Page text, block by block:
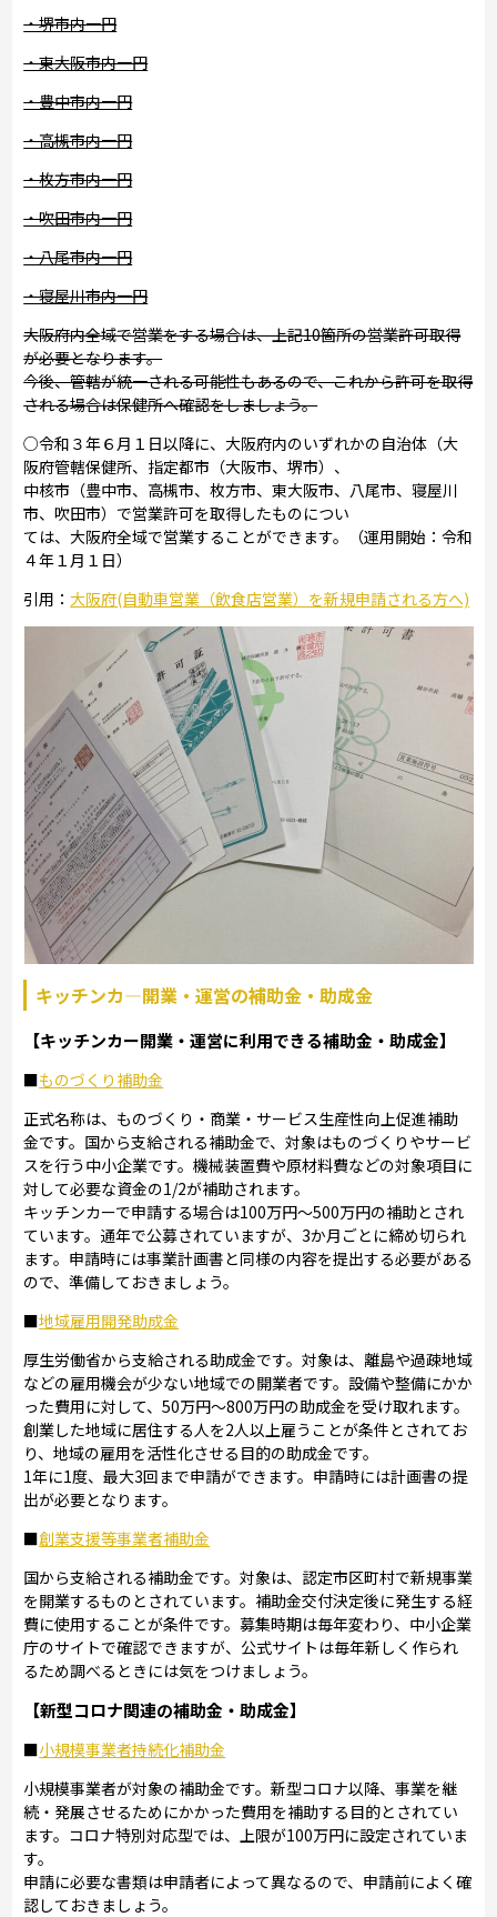
・堺市内一円
・東大阪市内一円
・豊中市内一円
・高槻市内一円
・枚方市内一円
・吹田市内一円
・八尾市内一円
・寝屋川市内一円
大阪府内全域で営業をする場合は、上記10箇所の営業許可取得
が必要となります。
今後、管轄が統一される可能性もあるので、これから許可を取得
される場合は保健所へ確認をしましょう。
○令和３年６月１日以降に、大阪府内のいずれかの自治体（大
阪府管轄保健所、指定都市（大阪市、堺市）、
中核市（豊中市、高槻市、枚方市、東大阪市、八尾市、寝屋川
市、吹田市）で営業許可を取得したものについ
ては、大阪府全域で営業することができます。（運用開始：令和
４年１月１日）
引用：大阪府(自動車営業（飲食店営業）を新規申請される方へ)
キッチンカ―開業・運営の補助金・助成金
【キッチンカー開業・運営に利用できる補助金・助成金】
■ものづくり補助金
正式名称は、ものづくり・商業・サービス生産性向上促進補助
金です。国から支給される補助金で、対象はものづくりやサービ
スを行う中小企業です。機械装置費や原材料費などの対象項目に
対して必要な資金の1/2が補助されます。
キッチンカーで申請する場合は100万円～500万円の補助とされ
ています。通年で公募されていますが、3か月ごとに締め切られ
ます。申請時には事業計画書と同様の内容を提出する必要がある
ので、準備しておきましょう。
■地域雇用開発助成金
厚生労働省から支給される助成金です。対象は、離島や過疎地域
などの雇用機会が少ない地域での開業者です。設備や整備にかか
った費用に対して、50万円～800万円の助成金を受け取れます。
創業した地域に居住する人を2人以上雇うことが条件とされてお
り、地域の雇用を活性化させる目的の助成金です。
1年に1度、最大3回まで申請ができます。申請時には計画書の提
出が必要となります。
■創業支援等事業者補助金
国から支給される補助金です。対象は、認定市区町村で新規事業
を開業するものとされています。補助金交付決定後に発生する経
費に使用することが条件です。募集時期は毎年変わり、中小企業
庁のサイトで確認できますが、公式サイトは毎年新しく作られ
るため調べるときには気をつけましょう。
【新型コロナ関連の補助金・助成金】
■小規模事業者持続化補助金
小規模事業者が対象の補助金です。新型コロナ以降、事業を継
続・発展させるためにかかった費用を補助する目的とされてい
ます。コロナ特別対応型では、上限が100万円に設定されていま
す。
申請に必要な書類は申請者によって異なるので、申請前によく確
認しておきましょう。